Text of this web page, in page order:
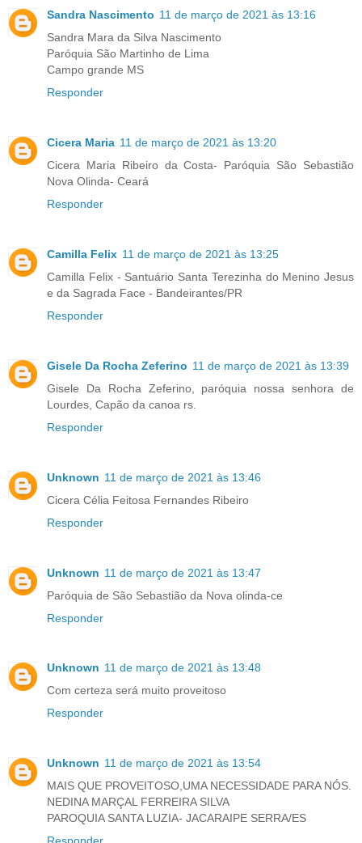
Sandra Nascimento 11 de março de 2021 às 13:16
Sandra Mara da Silva Nascimento
Paróquia São Martinho de Lima
Campo grande MS
Responder
Cicera Maria 11 de março de 2021 às 13:20
Cicera Maria Ribeiro da Costa- Paróquia São Sebastião
Nova Olinda- Ceará
Responder
Camilla Felix 11 de março de 2021 às 13:25
Camilla Felix - Santuário Santa Terezinha do Menino Jesus
e da Sagrada Face - Bandeirantes/PR
Responder
Gisele Da Rocha Zeferino 11 de março de 2021 às 13:39
Gisele Da Rocha Zeferino, paróquia nossa senhora de
Lourdes, Capão da canoa rs.
Responder
Unknown 11 de março de 2021 às 13:46
Cicera Célia Feitosa Fernandes Ribeiro
Responder
Unknown 11 de março de 2021 às 13:47
Paróquia de São Sebastião da Nova olinda-ce
Responder
Unknown 11 de março de 2021 às 13:48
Com certeza será muito proveitoso
Responder
Unknown 11 de março de 2021 às 13:54
MAIS QUE PROVEITOSO,UMA NECESSIDADE PARA NÓS.
NEDINA MARÇAL FERREIRA SILVA
PAROQUIA SANTA LUZIA- JACARAIPE SERRA/ES